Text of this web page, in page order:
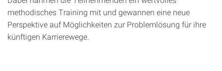
methodisches Training mit und gewannen eine neue
Perspektive auf Möglichkeiten zur Problemlösung für ihre
künftigen Karrierewege.